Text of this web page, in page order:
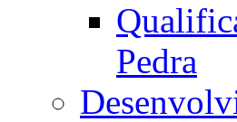
Pedra